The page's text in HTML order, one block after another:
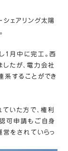
ェアリング太陽
1月中に完工。西
たが、電力会社
系することができ
いた方で、権利
可申請もご自身
をされていらっ